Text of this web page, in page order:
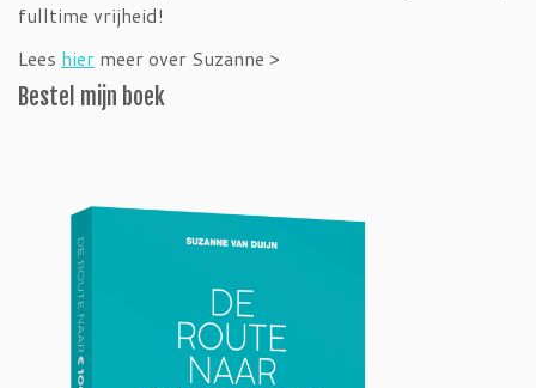
fulltime vrijheid!
Lees hier meer over Suzanne >
Bestel mijn boek